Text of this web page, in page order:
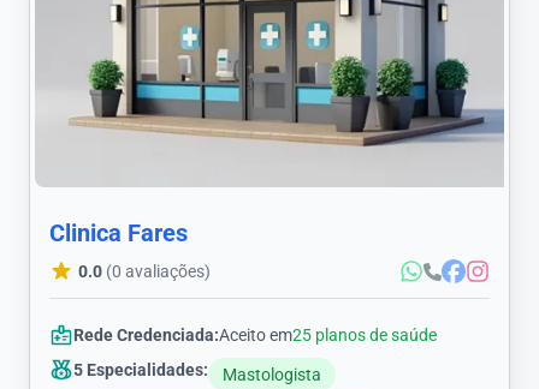
Clinica Fares
0.0 (0 avaliações)
Rede Credenciada:Aceito em25 planos de saúde
5 Especialidades:
Mastologista